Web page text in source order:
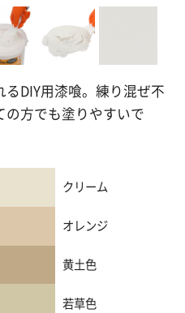
DIY用漆喰。練り混ぜ不
方でも塗りやすいで
クリーム
オレンジ
黄土色
若草色